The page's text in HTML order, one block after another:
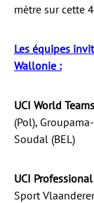
mètre sur cette
Les équipes
Wallonie :
UCI World
(Pol),
Soudal (BEL)
UCI
Sport